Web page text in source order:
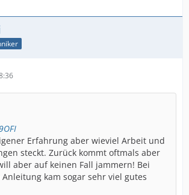
Erfahrung aber wieviel Arbeit und
steckt. Zurück kommt oftmals aber
aber auf keinen Fall jammern! Bei
kam sogar sehr viel gutes